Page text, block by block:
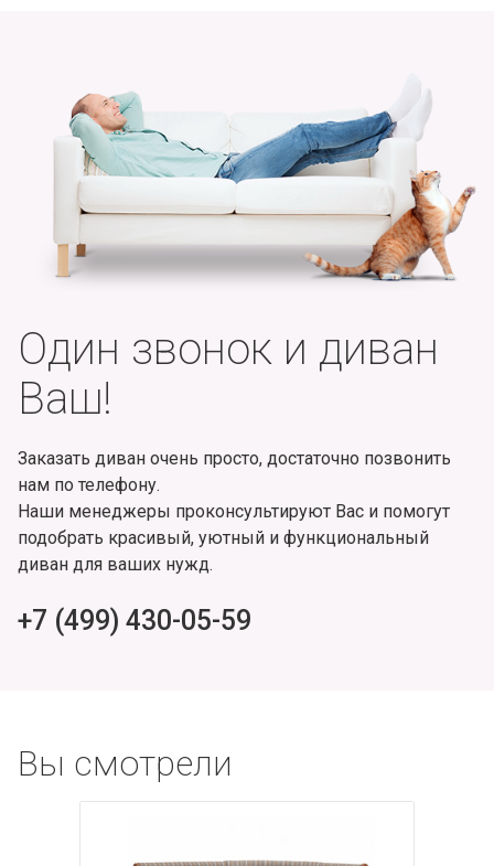
Один звонок и диван
Ваш!
Заказать диван очень просто, достаточно позвонить
нам по телефону.
Наши менеджеры проконсультируют Вас и помогут
подобрать красивый, уютный и функциональный
диван для ваших нужд.
+7 (499) 430-05-59
Вы смотрели